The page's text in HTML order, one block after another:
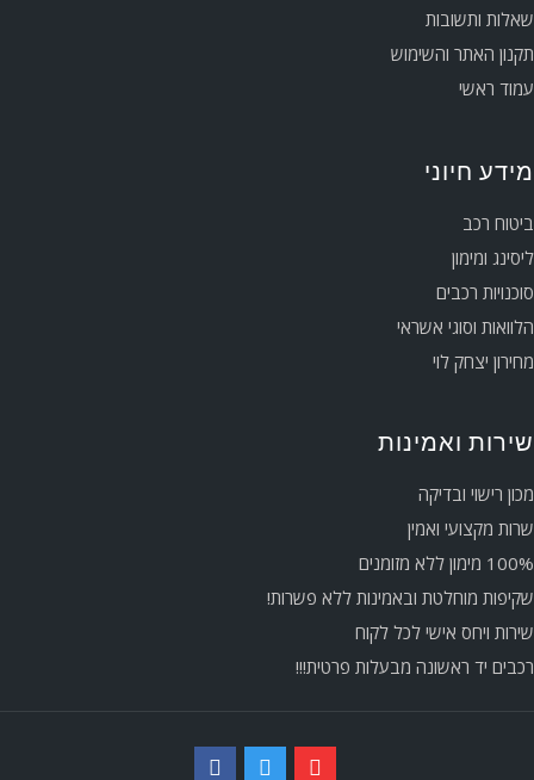
שאלות ותשובות
תקנון האתר והשימוש
עמוד ראשי
מידע חיוני
ביטוח רכב
ליסינג ומימון
סוכנויות רכבים
הלוואות וסוגי אשראי
מחירון יצחק לוי
שירות ואמינות
מכון רישוי ובדיקה
שרות מקצועי ואמין
100% מימון ללא מזומנים
שקיפות מוחלטת ובאמינות ללא פשרות!
שירות ויחס אישי לכל לקוח
רכבים יד ראשונה מבעלות פרטית!!!